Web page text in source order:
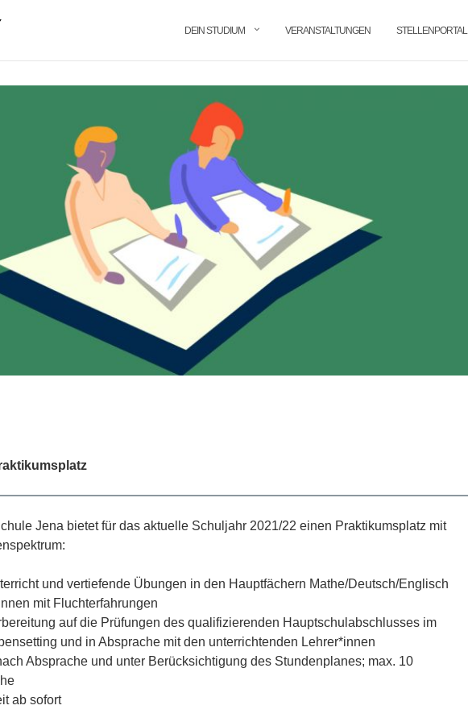
DEIN STUDIUM VERANSTALTUNGEN STELLENPORTAL
Jena bietet für das aktuelle Schuljahr 2021/22 einen Praktikumsplatz mit
und vertiefende Übungen in den Hauptfächern Mathe/Deutsch/Englisch
mit Fluchterfahrungen
auf die Prüfungen des qualifizierenden Hauptschulabschlusses im
und in Absprache mit den unterrichtenden Lehrer*innen
Absprache und unter Berücksichtigung des Stundenplanes; max. 10
ab sofort